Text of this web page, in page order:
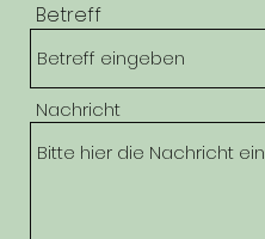
Betreff
Nachricht